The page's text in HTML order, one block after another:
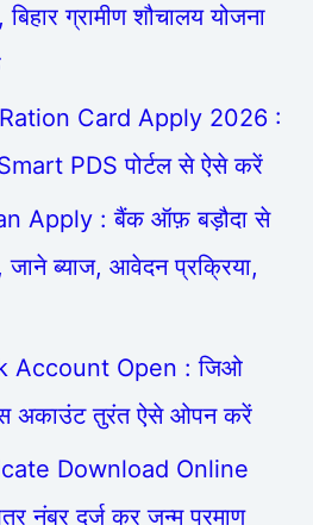
ग्रामीण शौचालय योजना
Card Apply 2026 :
Smart PDS पोर्टल से ऐसे करें
Apply : बैंक ऑफ़ बड़ौदा से
ब्याज, आवेदन प्रक्रिया,
Account Open : जिओ
अकाउंट तुरंत ऐसे ओपन करें
Download Online
नंबर दर्ज कर जन्म प्रमाण